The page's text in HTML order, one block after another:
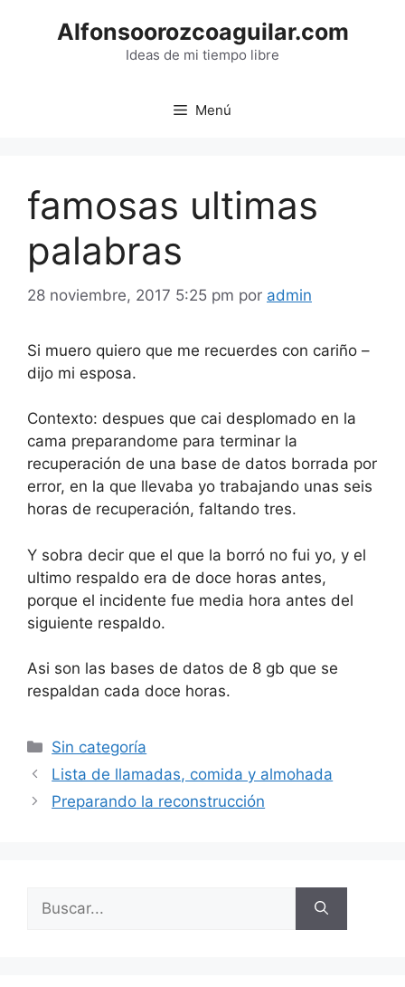
Alfonsoorozcoaguilar.com
Ideas de mi tiempo libre
Menú
famosas ultimas
palabras
28 noviembre, 2017 5:25 pm por admin
Si muero quiero que me recuerdes con cariño –
dijo mi esposa.
Contexto: despues que cai desplomado en la
cama preparandome para terminar la
recuperación de una base de datos borrada por
error, en la que llevaba yo trabajando unas seis
horas de recuperación, faltando tres.
Y sobra decir que el que la borró no fui yo, y el
ultimo respaldo era de doce horas antes,
porque el incidente fue media hora antes del
siguiente respaldo.
Asi son las bases de datos de 8 gb que se
respaldan cada doce horas.
Categorías
Sin categoría
Lista de llamadas, comida y almohada
Preparando la reconstrucción
Buscar: